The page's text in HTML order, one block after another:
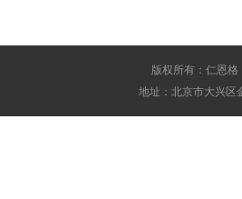
版权所有：仁恩
地址：北京市大兴区